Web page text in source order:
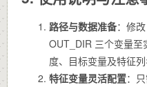
路径与数据准备：修改
OUT_DIR 三个变量至
度、目标变量及特征列
特征变量灵活配置：